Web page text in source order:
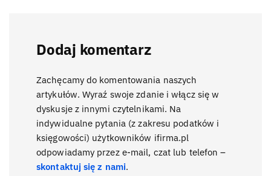
Dodaj komentarz
Zachęcamy do komentowania naszych
artykułów. Wyraź swoje zdanie i włącz się w
dyskusje z innymi czytelnikami. Na
indywidualne pytania (z zakresu podatków i
księgowości) użytkowników ifirma.pl
odpowiadamy przez e-mail, czat lub telefon –
skontaktuj się z nami.